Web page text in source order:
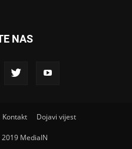
NAS
Kontakt Dojavi vijest
MediaIN